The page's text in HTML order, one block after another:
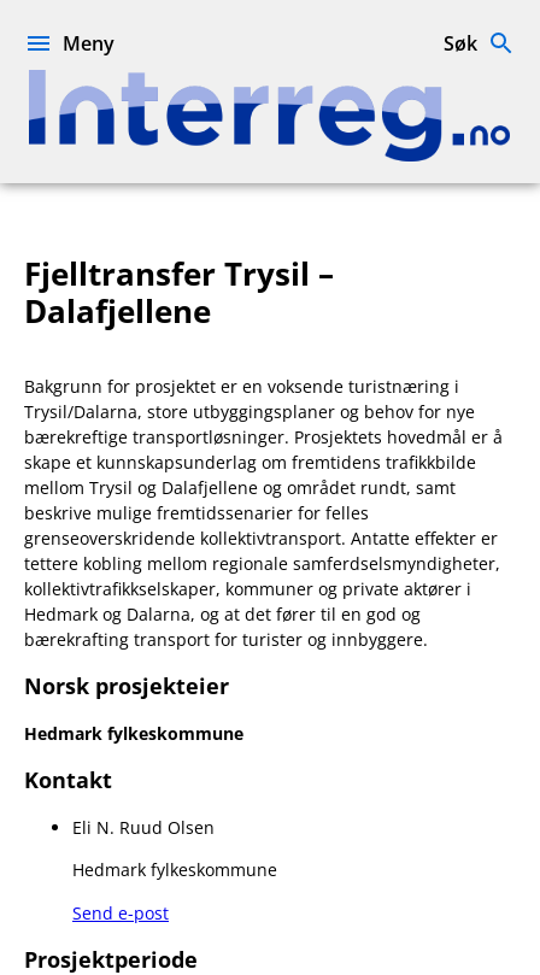
Interreg.no
Meny Søk
Fjelltransfer Trysil –
Dalafjellene
Bakgrunn for prosjektet er en voksende turistnæring i
Trysil/Dalarna, store utbyggingsplaner og behov for nye
bærekreftige transportløsninger. Prosjektets hovedmål er å
skape et kunnskapsunderlag om fremtidens trafikkbilde
mellom Trysil og Dalafjellene og området rundt, samt
beskrive mulige fremtidssenarier for felles
grenseoverskridende kollektivtransport. Antatte effekter er
tettere kobling mellom regionale samferdselsmyndigheter,
kollektivtrafikkselskaper, kommuner og private aktører i
Hedmark og Dalarna, og at det fører til en god og
bærekrafting transport for turister og innbyggere.
Norsk prosjekteier
Hedmark fylkeskommune
Kontakt
Eli N. Ruud Olsen
Hedmark fylkeskommune
Send e-post
Prosjektperiode